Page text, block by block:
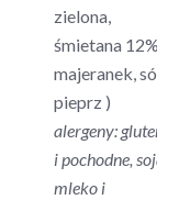
zielona,
śmietana 12%,
majeranek, sól,
pieprz )
alergeny: gluten
i pochodne, soja,
mleko i